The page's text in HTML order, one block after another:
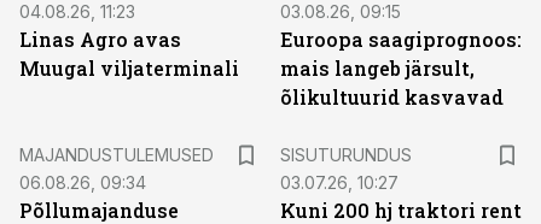
04.08.26, 11:23
Linas Agro avas
Muugal viljaterminali
03.08.26, 09:15
Euroopa saagiprognoos:
mais langeb järsult,
õlikultuurid kasvavad
MAJANDUSTULEMUSED
06.08.26, 09:34
Põllumajanduse
SISUTURUNDUS
03.07.26, 10:27
Kuni 200 hj traktori rent